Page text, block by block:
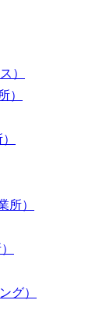
）
）
所）
グ）